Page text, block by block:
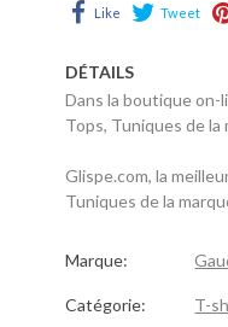
Like Tweet
DÉTAILS
Dans la boutique on-
Tops, Tuniques de la
Glispe.com, la
Tuniques de la
Marque:
Catégorie: T-